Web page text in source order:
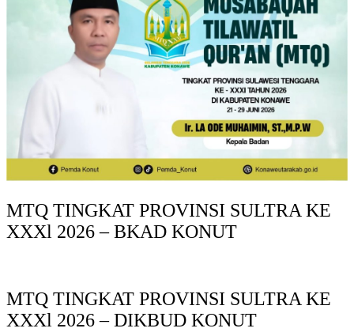
MTQ TINGKAT PROVINSI SULTRA KE
XXXl 2026 – BKAD KONUT
MTQ TINGKAT PROVINSI SULTRA KE
XXXl 2026 – DIKBUD KONUT